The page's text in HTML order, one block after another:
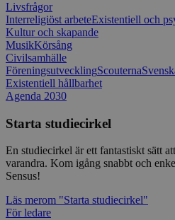
Livsfrågor
Interreligiöst arbeteExistentiell och
Kultur och skapande
MusikKörsång
Civilsamhälle
FöreningsutvecklingScouterna
Existentiell hållbarhet
Agenda 2030
Starta studiecirkel
En studiecirkel är ett fantastiskt sätt
varandra. Kom igång snabbt och
Sensus!
Läs merom "Starta studiecirkel"
För ledare